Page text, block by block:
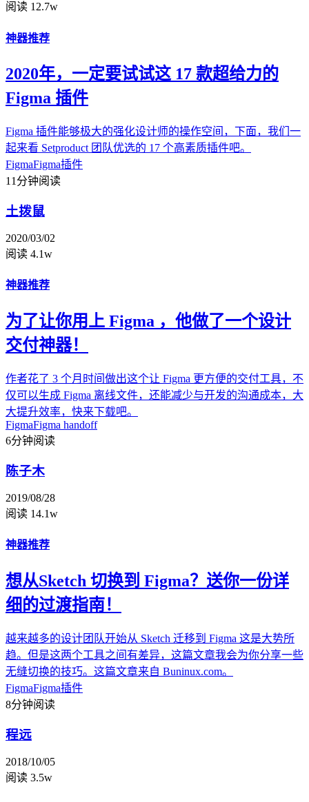
阅读 12.7w
神器推荐
2020年，一定要试试这 17 款超给力的
Figma 插件
Figma 插件能够极大的强化设计师的操作空间，下面，我们一
起来看 Setproduct 团队优选的 17 个高素质插件吧。
FigmaFigma插件
11分钟阅读
土拨鼠
2020/03/02
阅读 4.1w
神器推荐
为了让你用上 Figma ，他做了一个设计
交付神器！
作者花了 3 个月时间做出这个让 Figma 更方便的交付工具，不
仅可以生成 Figma 离线文件，还能减少与开发的沟通成本，大
大提升效率，快来下载吧。
FigmaFigma handoff
6分钟阅读
陈子木
2019/08/28
阅读 14.1w
神器推荐
想从Sketch 切换到 Figma？送你一份详
细的过渡指南！
越来越多的设计团队开始从 Sketch 迁移到 Figma 这是大势所
趋。但是这两个工具之间有差异，这篇文章我会为你分享一些
无缝切换的技巧。这篇文章来自 Buninux.com。
FigmaFigma插件
8分钟阅读
程远
2018/10/05
阅读 3.5w